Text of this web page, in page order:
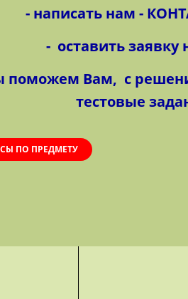
- написать нам -
- оставить заявку
поможем Вам, с
тестовые
ПО ПРЕДМЕТУ